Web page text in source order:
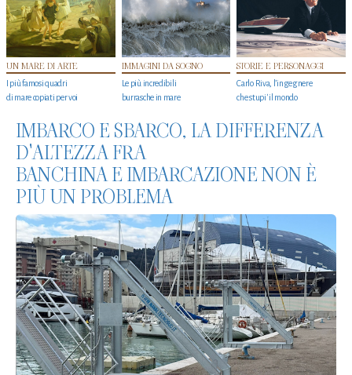
UN MARE DI ARTE
I più famosi quadri
di mare copiati per voi
IMMAGINI DA SOGNO
Le più incredibili
burrasche in mare
STORIE E PERSONAGGI
Carlo Riva, l’ingegnere
che stupi' il mondo
IMBARCO E SBARCO, LA DIFFERENZA
D'ALTEZZA FRA
BANCHINA E IMBARCAZIONE NON È
PIÙ UN PROBLEMA